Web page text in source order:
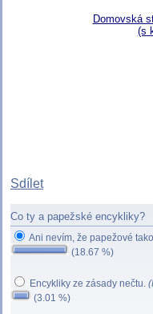
Domovská
(s
Sdílet
Co ty a papežské encykliky?
Ani nevím, že papežové
(18.67 %)
Encykliky ze zásady nečtu.
(3.01 %)